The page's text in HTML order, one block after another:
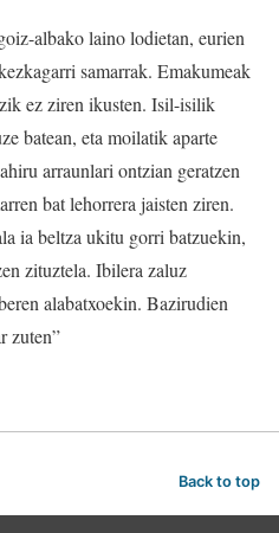
albako laino lodietan, eurien
samarrak. Emakumeak
ez ziren ikusten. Isil-isilik
batean, eta moilatik aparte
arraunlari ontzian geratzen
bat lehorrera jaisten ziren.
ia beltza ukitu gorri batzuekin,
zituztela. Ibilera zaluz
alabatxoekin. Bazirudien
zuten”
Back to top